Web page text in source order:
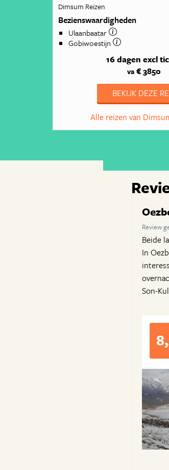
Dimsum Reizen
Bezienswaardigheden
Ulaanbaatar
Gobiwoestijn
16 dagen excl
va€ 3850
BEKIJK DEZE
Alle reizen van
Review
Beide
In
Son-